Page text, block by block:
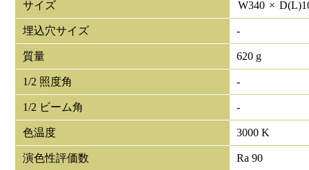
サイズ W340 × D(L)
埋込穴サイズ -
質量 620 g
1/2 照度角 -
1/2 ビーム角 -
色温度 3000 K
演色性評価数 Ra 90